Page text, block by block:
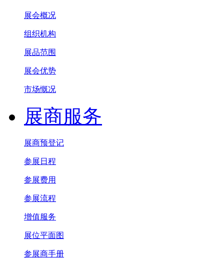
展会概况
组织机构
展品范围
展会优势
市场慨况
展商服务
展商预登记
参展日程
参展费用
参展流程
增值服务
展位平面图
参展商手册